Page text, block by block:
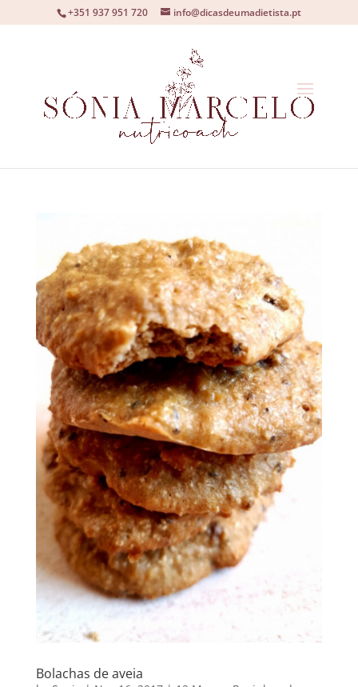
+351 937 951 720 info@dicasdeumadietista.pt
Bolachas de aveia